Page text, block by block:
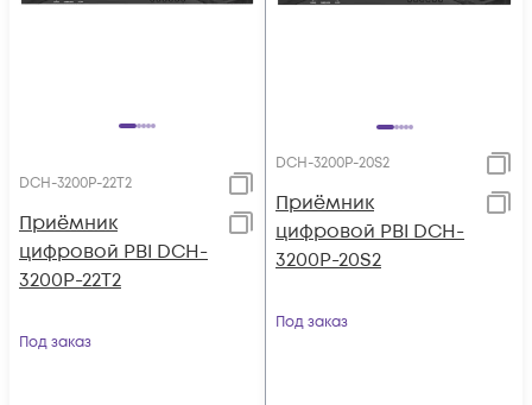
DCH-3200P-22T2
Приёмник
цифровой PBI DCH-
3200P-22T2
Под заказ
DCH-3200P-20S2
Приёмник
цифровой PBI DCH-
3200P-20S2
Под заказ